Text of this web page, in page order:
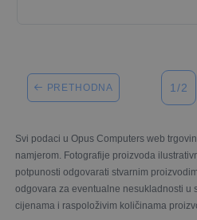
PRETHODNA 1/2
Svi podaci u Opus Computers web
namjerom. Fotografije proizvoda
potpunosti odgovarati stvarnim
odgovara za eventualne nesukladnosti u
cijenama i raspoloživim količinama